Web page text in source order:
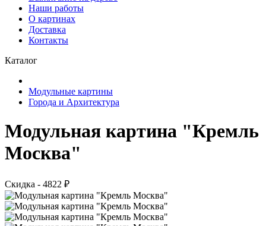
Наши работы
О картинах
Доставка
Контакты
Каталог
Модульные картины
Города и Архитектура
Модульная картина "Кремль
Москва"
Скидка - 4822 ₽